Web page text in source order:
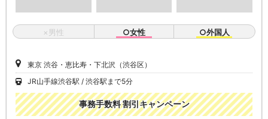
×男性 ○女性 ○外国人
東京 渋谷・恵比寿・下北沢（渋谷区）
JR山手線渋谷駅
渋谷駅まで5分
事務手数料 割引キャンペーン